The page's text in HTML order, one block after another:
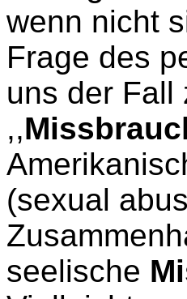
wenn nicht
Frage des
uns der Fall
,,
(sexual
seelische